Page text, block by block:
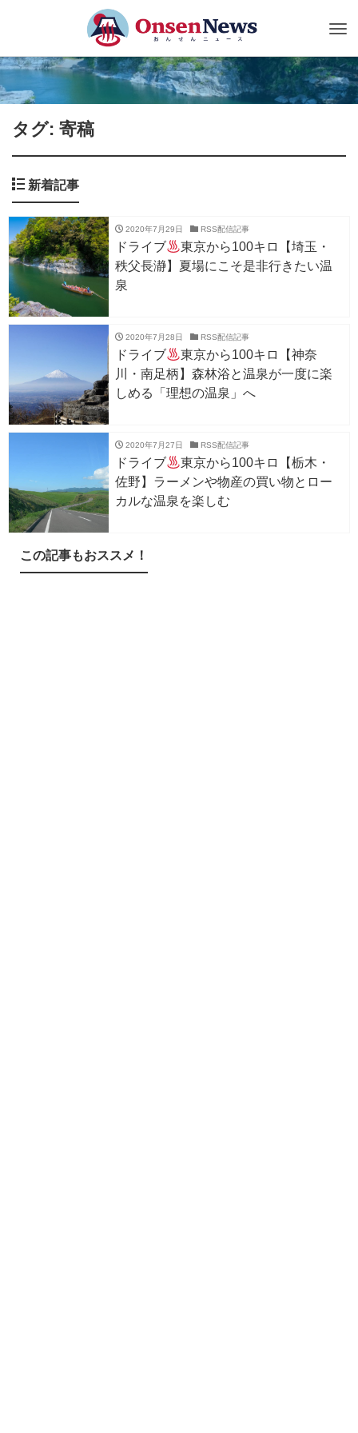
タグ: 寄稿
新着記事
2020年7月29日 RSS配信記事
ドライブ
東京から100キロ【埼玉・
秩父長瀞】夏場にこそ是非行きたい温
泉
2020年7月28日 RSS配信記事
ドライブ
東京から100キロ【神奈
川・南足柄】森林浴と温泉が一度に楽
しめる「理想の温泉」へ
2020年7月27日 RSS配信記事
ドライブ
東京から100キロ【栃木・
佐野】ラーメンや物産の買い物とロー
カルな温泉を楽しむ
この記事もおススメ！